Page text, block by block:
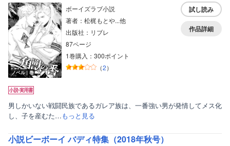
ノベル｜巻
ボーイズラブ小説
著者：松梶もとや...他
出版社：リブレ
87ページ
1巻購入：300ポイント
（2）
試し読み
作品詳細
男しかいない戦闘民族であるガレア族は、一番強い男が発情してメス化
し、子を産むた…もっと見る
小説ビーボーイ バディ特集（2018年秋号）